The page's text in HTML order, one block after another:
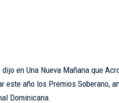
en Una Nueva Mañana que
este año los Premios Soberano,
Dominicana.